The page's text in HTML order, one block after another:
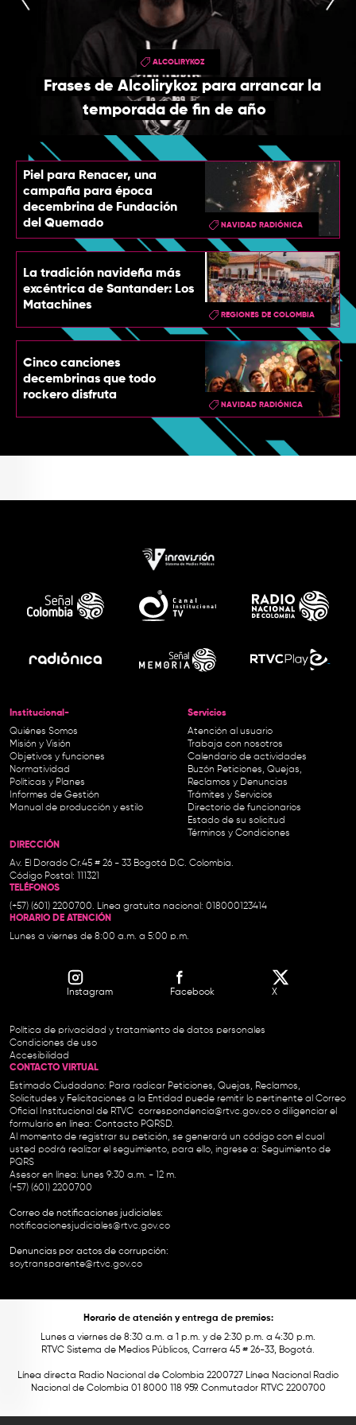
TOP
QUIÉNES SOMOS
ALCOLIRYKOZ
Frases de Alcolirykoz para arrancar la
temporada de fin de año
Piel para Renacer, una
campaña para época
decembrina de Fundación
del Quemado
NAVIDAD RADIÓNICA
La tradición navideña más
excéntrica de Santander: Los
Matachines
REGIONES DE COLOMBIA
Cinco canciones
decembrinas que todo
rockero disfruta
NAVIDAD RADIÓNICA
Institucional-
Quiénes Somos
Misión y Visión
Objetivos y funciones
Normatividad
Políticas y Planes
Informes de Gestión
Manual de producción y estilo
Servicios
Atención al usuario
Trabaja con nosotros
Calendario de actividades
Buzón Peticiones, Quejas,
Reclamos y Denuncias
Trámites y Servicios
Directorio de funcionarios
Estado de su solicitud
Términos y Condiciones
DIRECCIÓN
Av. El Dorado Cr.45 # 26 - 33 Bogotá D.C. Colombia.
Código Postal: 111321
TELÉFONOS
(+57) (601) 2200700. Línea gratuita nacional: 018000123414
HORARIO DE ATENCIÓN
Lunes a viernes de 8:00 a.m. a 5:00 p.m.
Instagram Facebook X
Política de privacidad y tratamiento de datos personales
Condiciones de uso
Accesibilidad
CONTACTO VIRTUAL
Estimado Ciudadano: Para radicar Peticiones, Quejas, Reclamos,
Solicitudes y Felicitaciones a la Entidad puede remitir lo pertinente al Correo
Oficial Institucional de RTVC correspondencia@rtvc.gov.co o diligenciar el
formulario en línea: Contacto PQRSD.
Al momento de registrar su petición, se generará un código con el cual
usted podrá realizar el seguimiento, para ello, ingrese a: Seguimiento de
PQRS
Asesor en línea: lunes 9:30 a.m. - 12 m.
(+57) (601) 2200700
Correo de notificaciones judiciales:
notificacionesjudiciales@rtvc.gov.co
Denuncias por actos de corrupción:
soytransparente@rtvc.gov.co
Horario de atención y entrega de premios:
Lunes a viernes de 8:30 a.m. a 1 p.m. y de 2:30 p.m. a 4:30 p.m.
RTVC Sistema de Medios Públicos, Carrera 45 # 26-33, Bogotá.
Línea directa Radio Nacional de Colombia 2200727 Línea Nacional Radio
Nacional de Colombia 01 8000 118 959. Conmutador RTVC 2200700